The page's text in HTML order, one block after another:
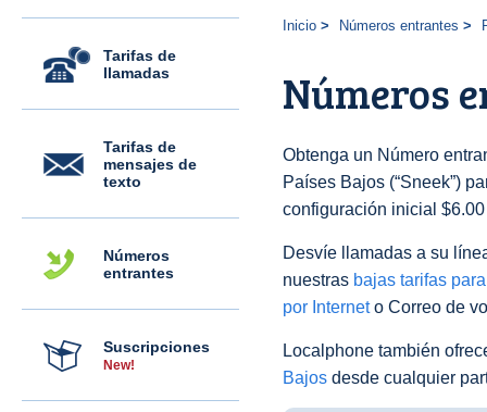
Tarifas de
llamadas
Tarifas de
mensajes de
texto
Números
entrantes
Suscripciones
New!
Inicio Números entrantes
Números
Obtenga un Número
Países Bajos (“Sneek”)
configuración inicial
Desvíe llamadas a su
nuestras bajas tarifas
por Interneto Correo de
Localphone también
Bajos desde cualquier